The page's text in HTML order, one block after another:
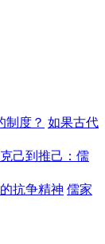
制度？ 如果古代
己到推己：儒
抗争精神 儒家